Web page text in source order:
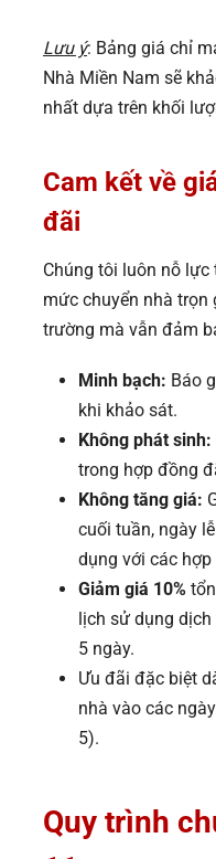
Lưu ý: Bảng giá chỉ
Nhà Miền Nam sẽ
nhất dựa trên khối
Cam kết về
đãi
Chúng tôi luôn nỗ
mức chuyển nhà trọn
trường mà vẫn đảm
Minh bạch: Báo
khi khảo sát.
Không phát sinh:
trong hợp đồng
Không tăng giá:
cuối tuần, ngày
dụng với các
Giảm giá 10%
lịch sử dụng
5 ngày.
Ưu đãi đặc biệt
nhà vào các
5).
Quy trình